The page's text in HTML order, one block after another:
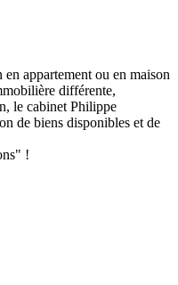
appartement ou en maison
différente,
le cabinet Philippe
de biens disponibles et de
!